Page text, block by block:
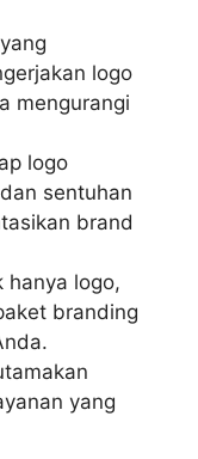
logo
mengurangi
logo
sentuhan
brand
hanya logo,
branding
yang